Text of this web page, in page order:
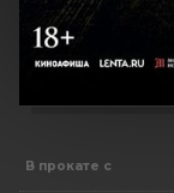
В прокате с